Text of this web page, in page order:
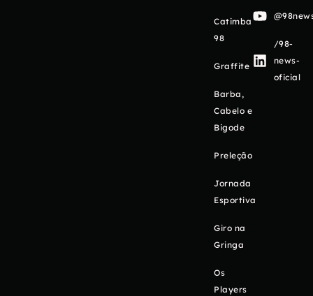
Catimba
98
Graffite
Barba,
Cabelo e
Bigode
Preleção
Jornada
Esportiva
Giro na
Gringa
Os
Players
/98-
news-
oficial